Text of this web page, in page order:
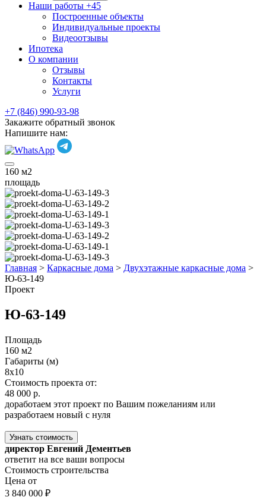
Наши работы +45
Построенные объекты
Индивидуальные проекты
Видеоотзывы
Ипотека
О компании
Отзывы
Контакты
Услуги
+7 (846) 990-93-98
Закажите обратный звонок
Напишите нам:
160 м2
площадь
Главная > Каркасные дома > Двухэтажные каркасные дома >
Ю-63-149
Проект
Ю-63-149
Площадь
160 м2
Габариты (м)
8х10
Стоимость проекта от:
48 000 р.
доработаем этот проект по Вашим пожеланиям или
разработаем новый с нуля
Узнать стоимость
директор Евгений Дементьев
ответит на все ваши вопросы
Стоимость строительства
Цена от
3 840 000 ₽